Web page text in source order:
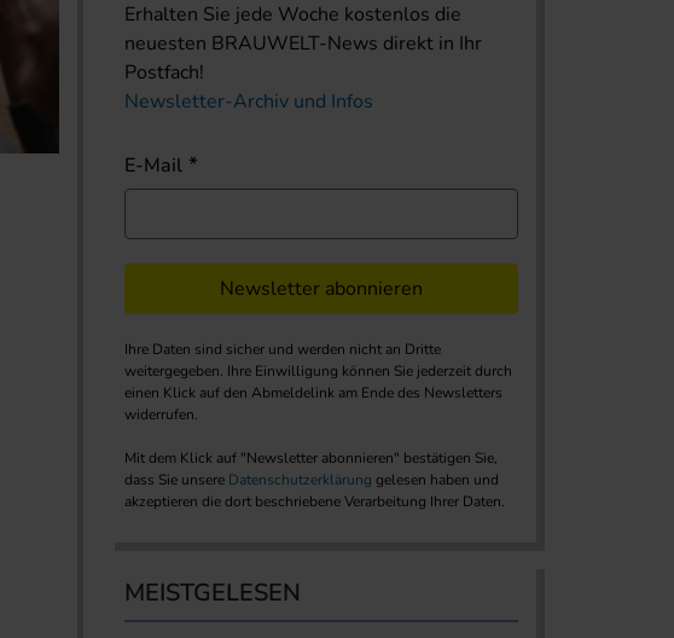
Erhalten Sie jede Woche kostenlos die
neuesten BRAUWELT-News direkt in Ihr
Postfach!
Newsletter-Archiv und Infos
E-Mail
Newsletter abonnieren
Ihre Daten sind sicher und werden nicht an Dritte
weitergegeben. Ihre Einwilligung können Sie jederzeit durch
einen Klick auf den Abmeldelink am Ende des Newsletters
widerrufen.
Mit dem Klick auf "Newsletter abonnieren" bestätigen Sie,
dass Sie unsere Datenschutzerklärung gelesen haben und
akzeptieren die dort beschriebene Verarbeitung Ihrer Daten.
MEISTGELESEN